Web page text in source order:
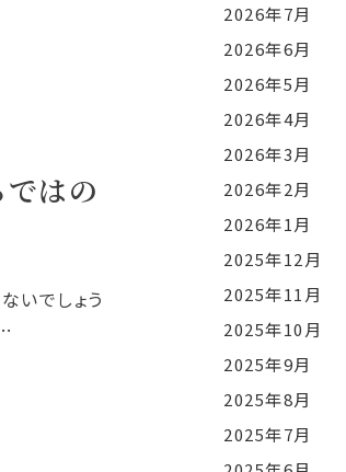
はの
いでしょう
2026年7月
2026年6月
2026年5月
2026年4月
2026年3月
2026年2月
2026年1月
2025年12月
2025年11月
2025年10月
2025年9月
2025年8月
2025年7月